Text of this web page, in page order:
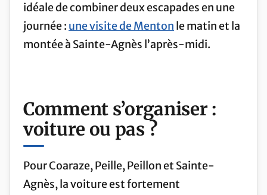
idéale de combiner deux escapades en une
journée : une visite de Menton le matin et la
montée à Sainte-Agnès l’après-midi.
Comment s’organiser :
voiture ou pas ?
Pour Coaraze, Peille, Peillon et Sainte-
Agnès, la voiture est fortement